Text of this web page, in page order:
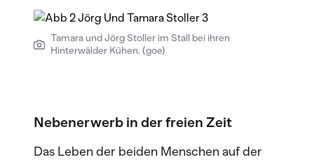
Tamara und Jörg Stoller im Stall bei ihren
Hinterwälder Kühen. (goe)
Nebenerwerb in der freien Zeit
Das Leben der beiden Menschen auf der